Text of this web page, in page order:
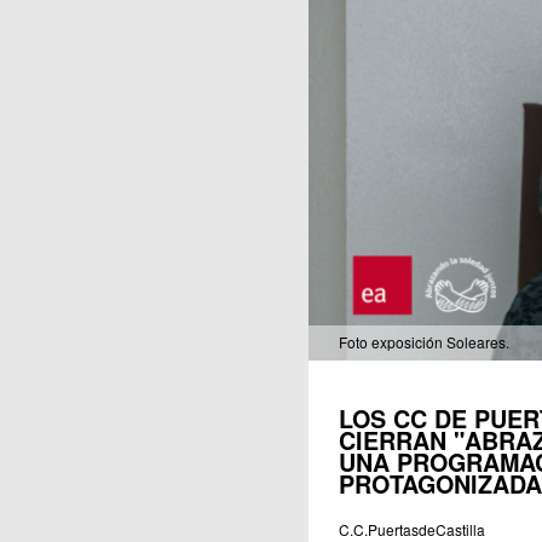
Foto exposición Soleares.
LOS CC DE
CIERRAN
UNA
C.C.PuertasdeCastilla